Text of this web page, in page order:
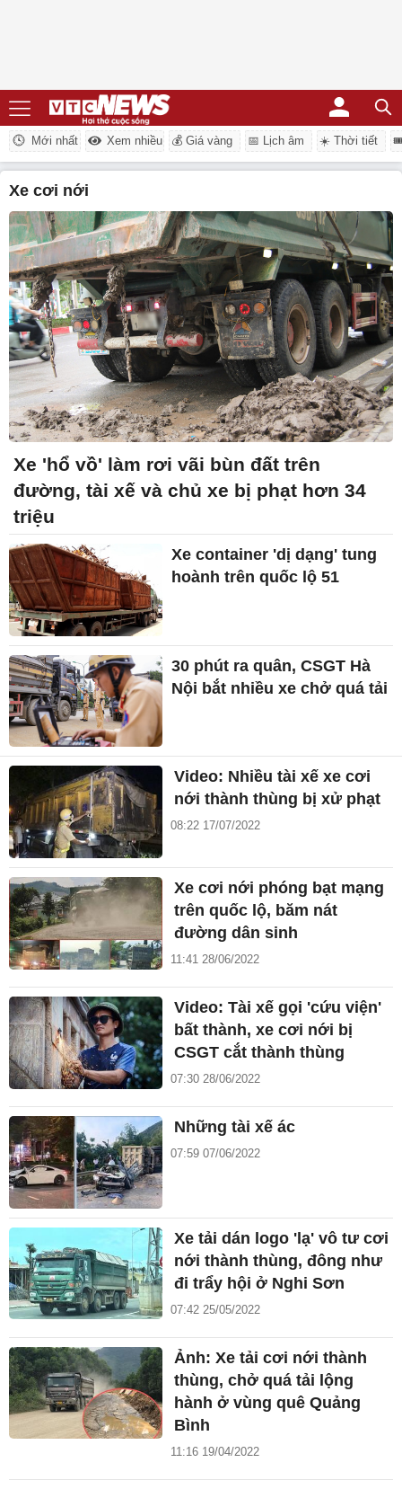
Mới nhất Xem nhiều 💰 Giá vàng 📅 Lịch âm ☀️ Thời tiết
xe cơi nới
Xe 'hổ vồ' làm rơi vãi bùn đất trên
đường, tài xế và chủ xe bị phạt hơn 34
triệu
Xe container 'dị dạng' tung
hoành trên quốc lộ 51
30 phút ra quân, CSGT Hà
Nội bắt nhiều xe chở quá tải
Video: Nhiều tài xế xe cơi
nới thành thùng bị xử phạt
08:22 17/07/2022
Xe cơi nới phóng bạt mạng
trên quốc lộ, băm nát
đường dân sinh
11:41 28/06/2022
Video: Tài xế gọi 'cứu viện'
bất thành, xe cơi nới bị
CSGT cắt thành thùng
07:30 28/06/2022
Những tài xế ác
07:59 07/06/2022
Xe tải dán logo 'lạ' vô tư cơi
nới thành thùng, đông như
đi trẩy hội ở Nghi Sơn
07:42 25/05/2022
Ảnh: Xe tải cơi nới thành
thùng, chở quá tải lộng
hành ở vùng quê Quảng
Bình
11:16 19/04/2022